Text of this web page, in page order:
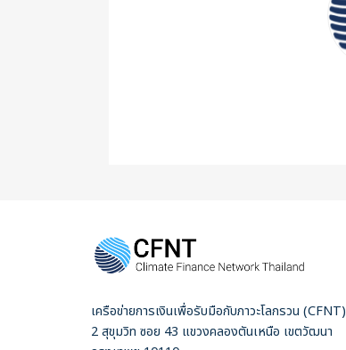
เครือข่ายการเงินเพื่อรับมือกับภาวะโลกรวน (CFNT)
2 สุขุมวิท ซอย 43 แขวงคลองตันเหนือ เขตวัฒนา